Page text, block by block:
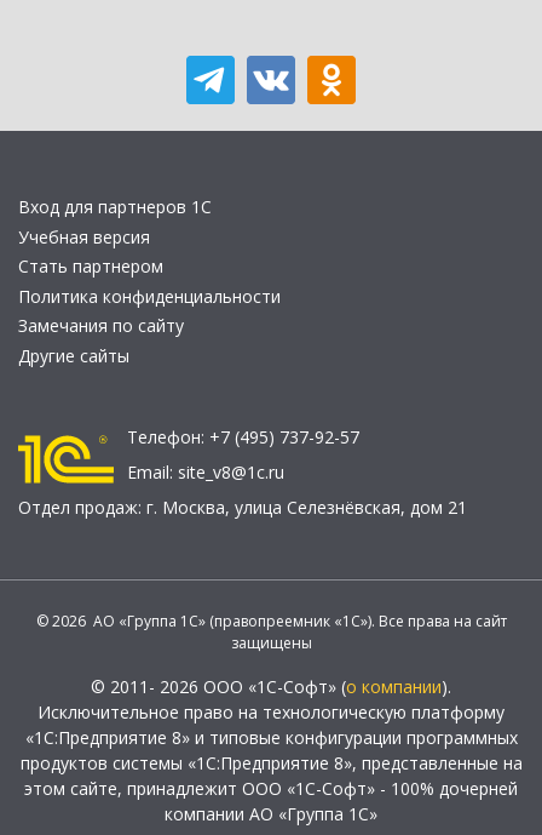
Вход для партнеров 1С
Учебная версия
Стать партнером
Политика конфиденциальности
Замечания по сайту
Другие сайты
Телефон: +7 (495) 737-92-57
Email: site_v8@1c.ru
Отдел продаж: г. Москва, улица Селезнёвская, дом 21
© 2026 АО «Группа 1С» (правопреемник «1С»). Все права на сайт
защищены
© 2011- 2026 ООО «1С-Софт» (о компании).
Исключительное право на технологическую платформу
«1С:Предприятие 8» и типовые конфигурации программных
продуктов системы «1С:Предприятие 8», представленные на
этом сайте, принадлежит ООО «1С-Софт» - 100% дочерней
компании АО «Группа 1С»